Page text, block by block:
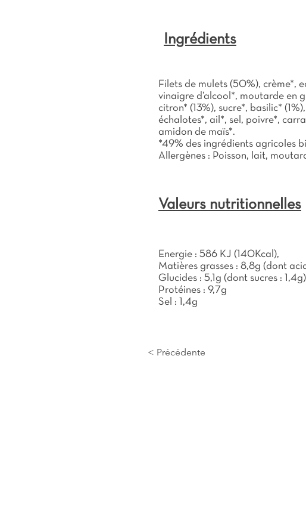
Ingrédients
Filets de mulets (50%), crème*,
vinaigre d’alcool*, moutarde en
citron* (13%), sucre*, basilic* (1%),
échalotes*, ail*, sel, poivre*,
amidon de maïs*.
*49% des ingrédients agricoles
Allergènes : Poisson, lait,
Valeurs nutritionnelles
Energie : 586 KJ (140Kcal),
Matières grasses : 8,8g (dont
Glucides : 5,1g (dont sucres : 1,4g)
Protéines : 9,7g
Sel : 1,4g
< Précédente